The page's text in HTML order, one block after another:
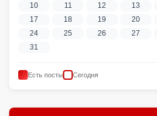
10
11 12 13
17
18 19 20
24
25 26 27
31
Есть посты Сегодня